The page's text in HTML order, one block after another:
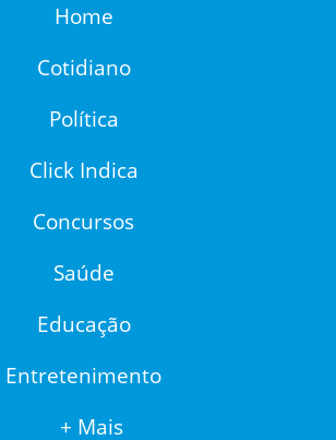
Home
Cotidiano
Política
Click Indica
Concursos
Saúde
Educação
Entretenimento
+ Mais